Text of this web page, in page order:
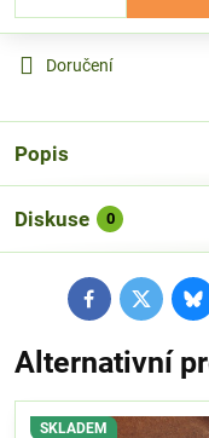
Doručení
Popis
Diskuse 0
FacebookTwitter
Alternativní
SKLADEM